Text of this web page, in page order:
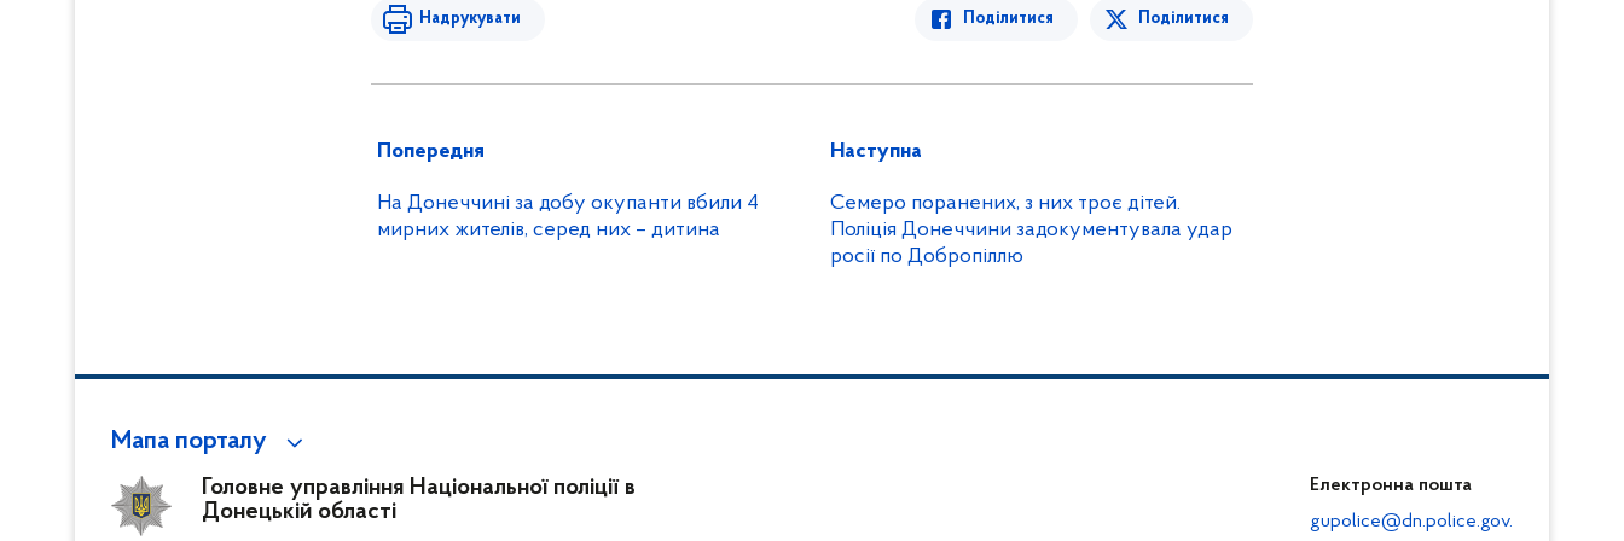
Надрукувати Поділитися Поділитися
Попередня
На Донеччині за добу окупанти вбили 4
мирних жителів, серед них – дитина
Наступна
Семеро поранених, з них троє дітей.
Поліція Донеччини задокументувала удар
росії по Добропіллю
Мапа порталу
Головне управління Національної поліції в
Донецькій області
Електронна пошта
gupolice@dn.police.gov.